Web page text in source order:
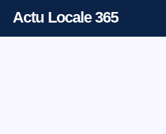
Actu Locale 365